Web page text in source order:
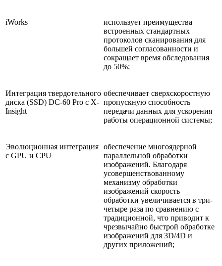
iWorks
использует преимущества
встроенных стандартных
протоколов сканирования для
большей согласованности и
сокращает время обследования
до 50%;
Интеграция твердотельного
диска (SSD) DC-60 Pro с X-
Insight
обеспечивает сверхскоростную
пропускную способность
передачи данных для ускорения
работы операционной системы;
Эволюционная интеграция
с GPU и CPU
обеспечение многоядерной
параллельной обработки
изображений. Благодаря
усовершенствованному
механизму обработки
изображений скорость
обработки увеличивается в три-
четыре раза по сравнению с
традиционной, что приводит к
чрезвычайно быстрой обработке
изображений для 3D/4D и
других приложений;